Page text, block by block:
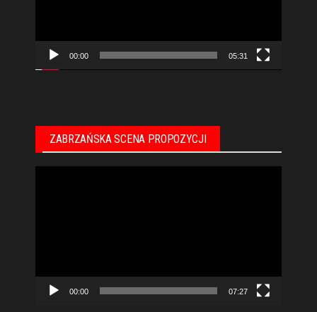
00:00 05:31
ZABRZAŃSKA SCENA PROPOZYCJI
00:00 07:27